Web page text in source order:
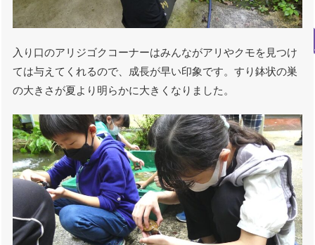
入り口のアリジゴクコーナーはみんながアリやクモを見つけ
ては与えてくれるので、成長が早い印象です。すり鉢状の巣
の大きさが夏より明らかに大きくなりました。